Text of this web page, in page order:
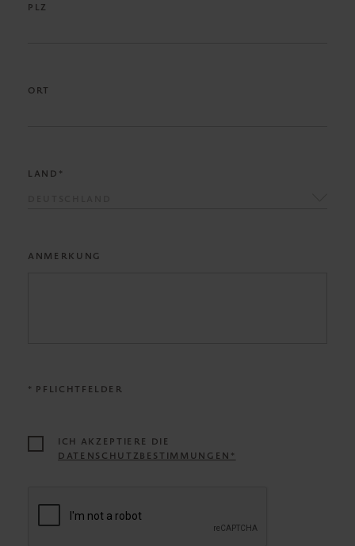
PLZ
ORT
LAND*
ANMERKUNG
* PFLICHTFELDER
ICH AKZEPTIERE DIE
DATENSCHUTZBESTIMMUNGEN*